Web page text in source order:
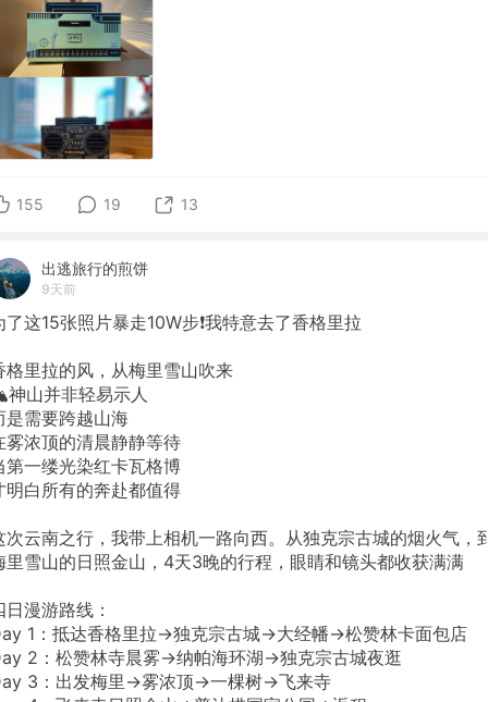
155 19 13
出逃旅行的煎饼
9天前
了这15张照片暴走10W步❗我特意去了香格里拉
格里拉的风，从梅里雪山吹来
山并非轻易示人
是需要跨越山海
雾浓顶的清晨静静等待
第一缕光染红卡瓦格博
明白所有的奔赴都值得
次云南之行，我带上相机一路向西。从独克宗古城的烟火气，
里雪山的日照金山，4天3晚的行程，眼睛和镜头都收获满满
日漫游路线：
1：抵达香格里拉→独克宗古城→大经幡→松赞林卡面包店
2：松赞林寺晨雾→纳帕海环湖→独克宗古城夜逛
3：出发梅里→雾浓顶→一棵树→飞来寺